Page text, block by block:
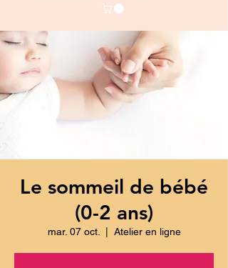
Le sommeil de bébé
(0-2 ans)
mar. 07 oct. Atelier en ligne